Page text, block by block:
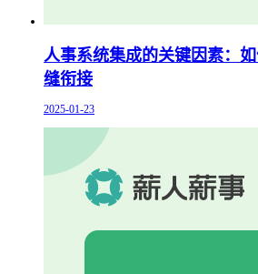
人事系统集成的关键因素：
缝衔接
2025-01-23